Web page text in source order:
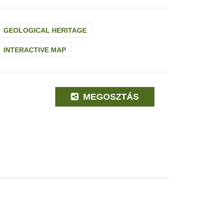
GEOLOGICAL HERITAGE
INTERACTIVE MAP
MEGOSZTÁS